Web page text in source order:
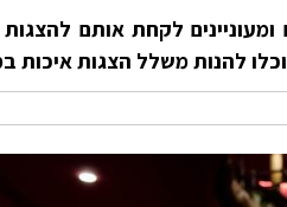
לקחת אותם להצגות
להנות משלל הצגות איכות